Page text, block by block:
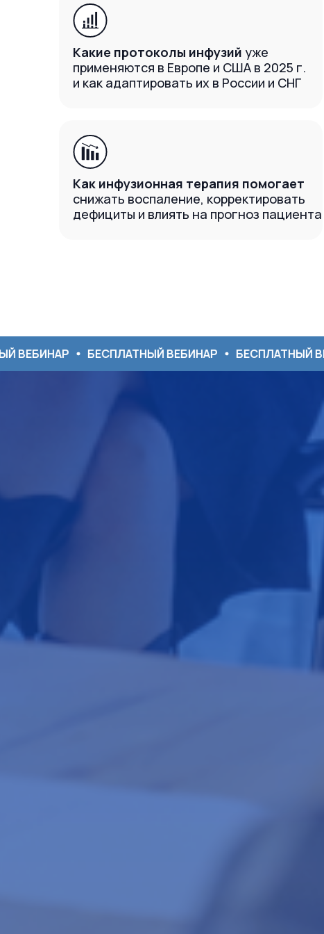
Какие протоколы инфузий уже
применяются в Европе и США в 2025 г.
и как адаптировать их в России и СНГ
Как инфузионная терапия помогает
снижать воспаление, корректировать
дефициты и влиять на прогноз пациента
БЕСПЛАТНЫЙ ВЕБИНАР БЕСПЛАТНЫЙ ВЕБИНАР